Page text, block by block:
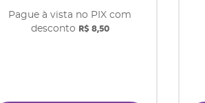
Pague à vista no PIX com
desconto R$ 8,50